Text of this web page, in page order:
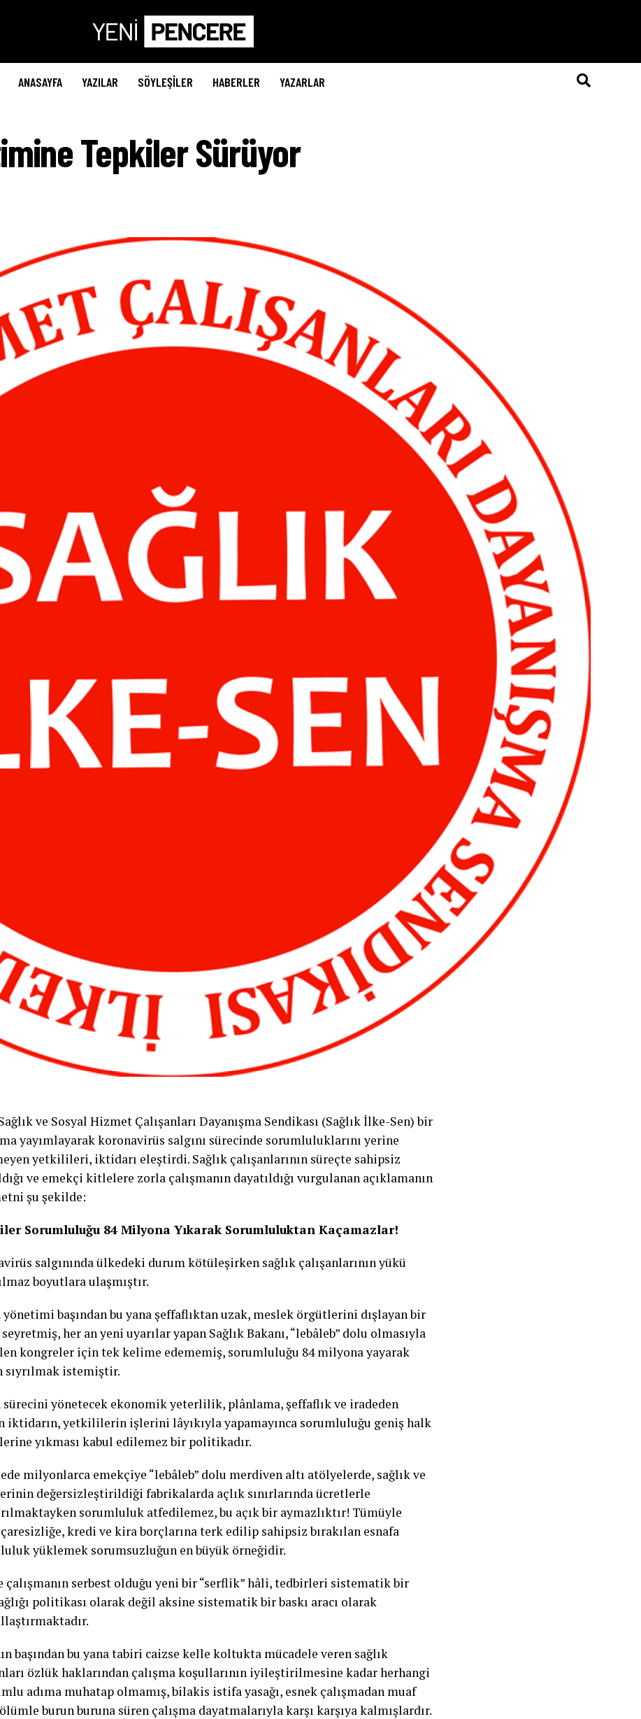
ANASAYFA YAZILAR SÖYLEŞILER HABERLER YAZARLAR
Tepkiler Sürüyor
ve Sosyal Hizmet Çalışanları Dayanışma Sendikası (Sağlık İlke-Sen) bir
yayımlayarak koronavirüs salgını sürecinde sorumluluklarını yerine
yetkilileri, iktidarı eleştirdi. Sağlık çalışanlarının süreçte sahipsiz
ve emekçi kitlelere zorla çalışmanın dayatıldığı vurgulanan açıklamanın
şu şekilde:
Sorumluluğu 84 Milyona Yıkarak Sorumluluktan Kaçamazlar!
salgınında ülkedeki durum kötüleşirken sağlık çalışanlarının yükü
boyutlara ulaşmıştır.
yönetimi başından bu yana şeffaflıktan uzak, meslek örgütlerini dışlayan bir
her an yeni uyarılar yapan Sağlık Bakanı, “lebâleb” dolu olmasıyla
kongreler için tek kelime edememiş, sorumluluğu 84 milyona yayarak
sıyrılmak istemiştir.
sürecini yönetecek ekonomik yeterlilik, plânlama, şeffaflık ve iradeden
iktidarın, yetkililerin işlerini lâyıkıyla yapamayınca sorumluluğu geniş halk
yıkması kabul edilemez bir politikadır.
milyonlarca emekçiye “lebâleb” dolu merdiven altı atölyelerde, sağlık ve
değersizleştirildiği fabrikalarda açlık sınırlarında ücretlerle
sorumluluk atfedilemez, bu açık bir aymazlıktır! Tümüyle
kredi ve kira borçlarına terk edilip sahipsiz bırakılan esnafa
yüklemek sorumsuzluğun en büyük örneğidir.
çalışmanın serbest olduğu yeni bir “serflik” hâli, tedbirleri sistematik bir
politikası olarak değil aksine sistematik bir baskı aracı olarak
başından bu yana tabiri caizse kelle koltukta mücadele veren sağlık
özlük haklarından çalışma koşullarının iyileştirilmesine kadar herhangi
adıma muhatap olmamış, bilakis istifa yasağı, esnek çalışmadan muaf
burun buruna süren çalışma dayatmalarıyla karşı karşıya kalmışlardır.